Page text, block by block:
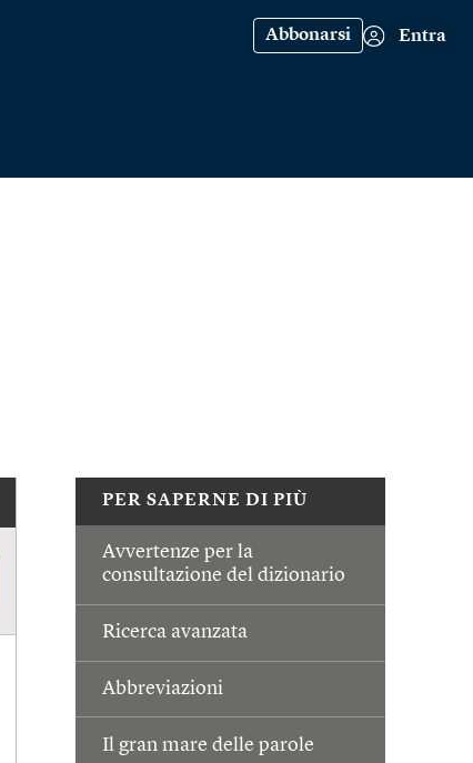
Abbonarsi Entra
PER SAPERNE DI PIÙ
Avvertenze per la
consultazione del dizionario
Ricerca avanzata
Abbreviazioni
Il gran mare delle parole